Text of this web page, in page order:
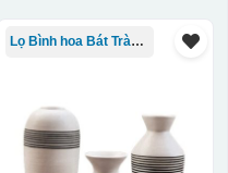
Lọ Bình hoa Bát Tràng in logo